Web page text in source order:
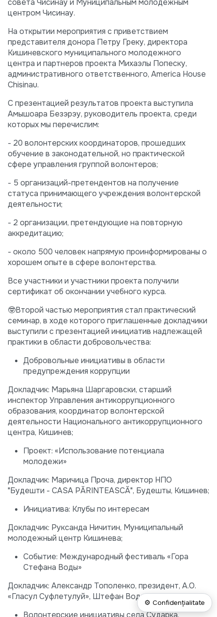
совета Чисинау и Муниципальным молодежным
центром Чисинау.
На открытии мероприятия с приветствием
представителя донора Петру Греку, директора
Кишиневского муниципального молодежного
центра и партнеров проекта Михаэлы Попеску,
административного ответственного, America House
Chisinau.
С презентацией результатов проекта выступила
Амышоара Безэрэу, руководитель проекта, среди
которых мы перечислим:
- 20 волонтерских координаторов, прошедших
обучение в законодательной, но практической
сфере управления группой волонтеров;
- 5 организаций-претендентов на получение
статуса принимающего учреждения волонтерской
деятельности;
- 2 организации, претендующие на повторную
аккредитацию;
- около 500 человек напрямую проинформированы о
хорошем опыте в сфере волонтерства.
Все участники и участники проекта получили
сертификат об окончании учебного курса.
🤓Второй частью мероприятия стал практический
семинар, в ходе которого приглашенные докладчики
выступили с презентацией инициатив надлежащей
практики в области добровольчества:
Добровольные инициативы в области
предупреждения коррупции
Докладчик: Марьяна Шаргаровски, старший
инспектор Управления антикоррупционного
образования, координатор волонтерской
деятельности Национального антикоррупционного
центра, Кишинев;
Проект: «Использование потенциала
молодежи»
Докладчик: Маричица Проча, директор НПО
"Будешти - CASA PĂRINTEASCĂ", Будешты, Кишинев;
Инициатива: Клубы по интересам
Докладчик: Руксанда Ничитин, Муниципальный
молодежный центр Кишинева;
Событие: Международный фестиваль «Гора
Стефана Воды»
Докладчик: Александр Тополенко, президент, А.О.
«Гласул Суфлетулуй», Штефан Водэ;
Волонтерские инициативы села Сударка,
⚙ Confidențialitate